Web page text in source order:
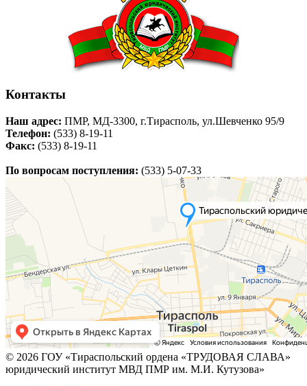
Контакты
Наш адрес: ПМР, МД-3300, г.Тирасполь, ул.Шевченко 95/9
Телефон: (533) 8-19-11
Факс: (533) 8-19-11
По вопросам поступления: (533) 5-07-33
© 2026 ГОУ «Тираспольский ордена «ТРУДОВАЯ СЛАВА»
юридический институт МВД ПМР им. М.И. Кутузова»